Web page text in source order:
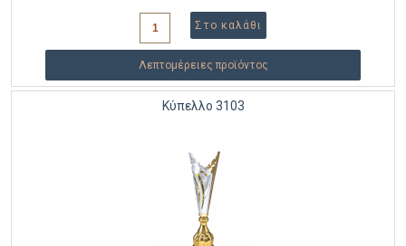
Λεπτομέρειες προϊόντος
Κύπελλο 3103